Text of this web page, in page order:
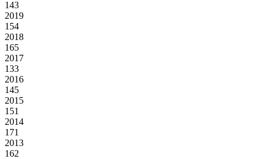
143
2019
154
2018
165
2017
133
2016
145
2015
151
2014
171
2013
162